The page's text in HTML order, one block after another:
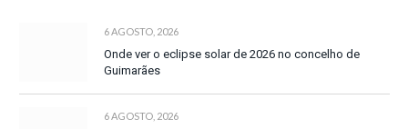
6 AGOSTO, 2026
Onde ver o eclipse solar de 2026 no concelho de
Guimarães
6 AGOSTO, 2026